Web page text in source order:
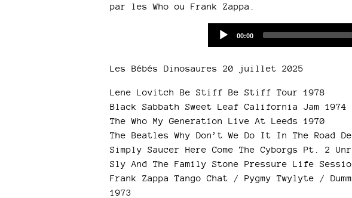
par les Who ou Frank Zappa.
Current
00:00
Les Bébés Dinosaures 20 juillet 2025
Lene Lovitch Be Stiff Be Stiff Tour 1978
Black Sabbath Sweet Leaf California Jam 1974
The Who My Generation Live At Leeds 1970
The Beatles Why Don’t We Do It In The Road
Simply Saucer Here Come The Cyborgs Pt. 2
Sly And The Family Stone Pressure Life
Frank Zappa Tango Chat / Pygmy Twylyte /
1973